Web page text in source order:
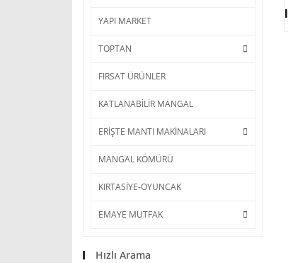
YAPI MARKET
TOPTAN
FIRSAT ÜRÜNLER
KATLANABİLİR MANGAL
ERİŞTE MANTI MAKİNALARI
MANGAL KÖMÜRÜ
KIRTASİYE-OYUNCAK
EMAYE MUTFAK
Hızlı Arama